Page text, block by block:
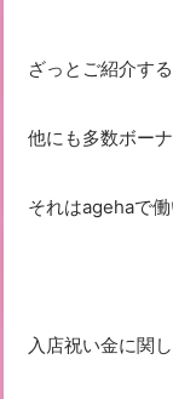
ざっとご紹介す
他にも多数ボー
それはagehaで
入店祝い金に関し